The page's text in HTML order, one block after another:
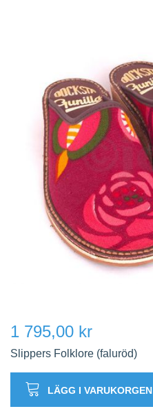
1 795,00 kr
Slippers Folklore (faluröd)
LÄGG I VARUKORGEN